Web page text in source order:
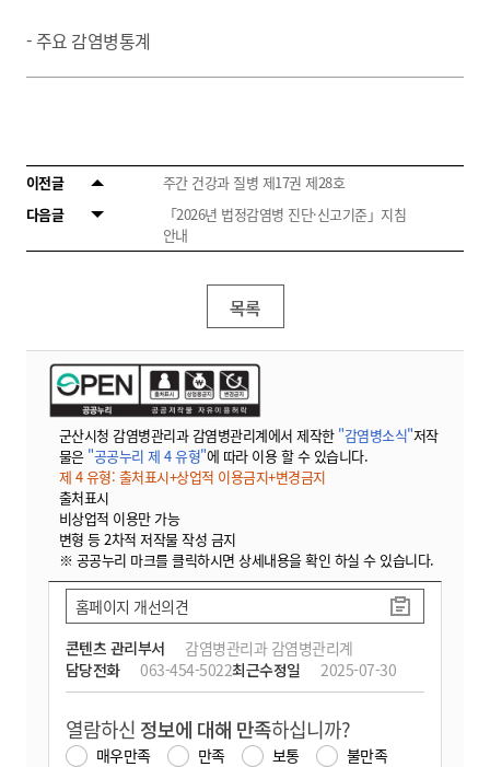
- 주요 감염병통계
이전글
주간 건강과 질병 제17권 제28호
다음글
「2026년 법정감염병 진단·신고기준」지침
안내
목록
군산시청 감염병관리과 감염병관리계에서 제작한 "감염병소식"저작
물은 "공공누리 제 4 유형"에 따라 이용 할 수 있습니다.
제 4 유형: 출처표시+상업적 이용금지+변경금지
출처표시
비상업적 이용만 가능
변형 등 2차적 저작물 작성 금지
※ 공공누리 마크를 클릭하시면 상세내용을 확인 하실 수 있습니다.
콘텐츠 관리부서
감염병관리과 감염병관리계
담당전화
063-454-5022최근수정일 2025-07-30
홈페이지 개선의견
열람하신 정보에 대해 만족하십니까?
매우만족 만족 보통
불만족